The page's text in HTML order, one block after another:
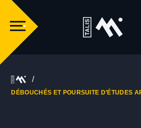
DÉBOUCHÉS ET POURSUITE D’ÉTUDES